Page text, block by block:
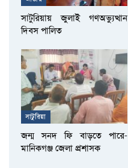
সাটুরিয়ায় জুলাই গণঅভ্যুত্থান
দিবস পালিত
সাটুরিয়া
জন্ম সনদ ফি বাড়তে পারে-
মানিকগঞ্জ জেলা প্রশাসক